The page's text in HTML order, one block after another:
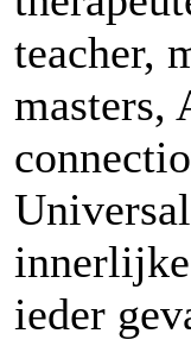
teacher,
masters,
ieder